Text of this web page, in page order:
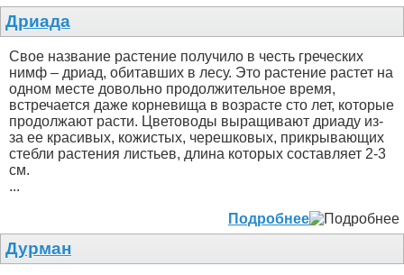
Дриада
Свое название растение получило в честь греческих
нимф – дриад, обитавших в лесу. Это растение растет на
одном месте довольно продолжительное время,
встречается даже корневища в возрасте сто лет, которые
продолжают расти. Цветоводы выращивают дриаду из-
за ее красивых, кожистых, черешковых, прикрывающих
стебли растения листьев, длина которых составляет 2-3
см.
...
Подробнее
Дурман